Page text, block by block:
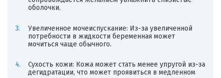
оболочки.
Увеличенное мочеиспускание: Из-за увеличенной
потребности в жидкости беременная может
мочиться чаще обычного.
Сухость кожи: Кожа может стать менее упругой из-за
дегидратации, что может проявиться в медленном